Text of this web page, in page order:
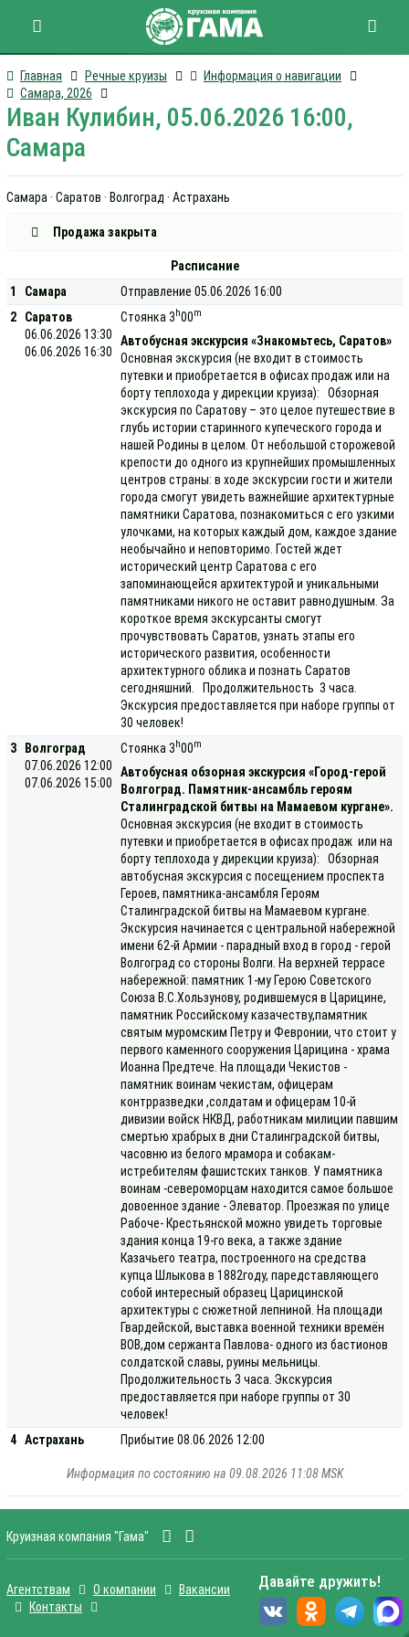
Главная Речные круизы
Информация о навигации
Самара, 2026
Иван Кулибин, 05.06.2026 16:00,
Самара
Самара · Саратов · Волгоград · Астрахань
Продажа закрыта
Расписание
1
Самара
Отправление 05.06.2026 16:00
2
Саратов
06.06.2026 13:30
06.06.2026 16:30
Стоянка 3 h00m
Автобусная экскурсия «Знакомьтесь, Саратов»
Основная экскурсия (не входит в стоимость
путевки и приобретается в офисах продаж или на
борту теплохода у дирекции круиза): Обзорная
экскурсия по Саратову – это целое путешествие в
глубь истории старинного купеческого города и
нашей Родины в целом. От небольшой сторожевой
крепости до одного из крупнейших промышленных
центров страны: в ходе экскурсии гости и жители
города смогут увидеть важнейшие архитектурные
памятники Саратова, познакомиться с его узкими
улочками, на которых каждый дом, каждое здание
необычайно и неповторимо. Гостей ждет
исторический центр Саратова с его
запоминающейся архитектурой и уникальными
памятниками никого не оставит равнодушным. За
короткое время экскурсанты смогут
прочувствовать Саратов, узнать этапы его
исторического развития, особенности
архитектурного облика и познать Саратов
сегодняшний. Продолжительность 3 часа.
Экскурсия предоставляется при наборе группы от
30 человек!
3
Волгоград
07.06.2026 12:00
07.06.2026 15:00
Стоянка 3 h00m
Автобусная обзорная экскурсия «Город-герой
Волгоград. Памятник-ансамбль героям
Сталинградской битвы на Мамаевом кургане».
Основная экскурсия (не входит в стоимость
путевки и приобретается в офисах продаж или на
борту теплохода у дирекции круиза): Обзорная
автобусная экскурсия с посещением проспекта
Героев, памятника-ансамбля Героям
Сталинградской битвы на Мамаевом кургане.
Экскурсия начинается с центральной набережной
имени 62-й Армии - парадный вход в город - герой
Волгоград со стороны Волги. На верхней террасе
набережной: памятник 1-му Герою Советского
Союза В.С.Хользунову, родившемуся в Царицине,
памятник Российскому казачеству,памятник
святым муромским Петру и Февронии, что стоит у
первого каменного сооружения Царицина - храма
Иоанна Предтече. На площади Чекистов -
памятник воинам чекистам, офицерам
контрразведки ,солдатам и офицерам 10-й
дивизии войск НКВД, работникам милиции павшим
смертью храбрых в дни Сталинградской битвы,
часовню из белого мрамора и собакам-
истребителям фашистских танков. У памятника
воинам -североморцам находится самое большое
довоенное здание - Элеватор. Проезжая по улице
Рабоче- Крестьянской можно увидеть торговые
здания конца 19-го века, а также здание
Казачьего театра, построенного на средства
купца Шлыкова в 1882году, паредставляющего
собой интересный образец Царицинской
архитектуры с сюжетной лепниной. На площади
Гвардейской, выставка военной техники времён
ВОВ,дом сержанта Павлова- одного из бастионов
солдатской славы, руины мельницы.
Продолжительность 3 часа. Экскурсия
предоставляется при наборе группы от 30
человек!
4 Астрахань Прибытие 08.06.2026 12:00
Информация по состоянию на 09.08.2026 11:08 MSK
Круизная компания "Гама"
Агентствам О компании
Вакансии
Контакты
Давайте дружить!